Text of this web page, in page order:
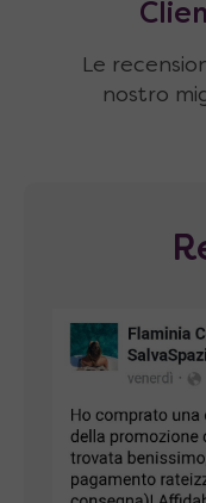
Le
nostro